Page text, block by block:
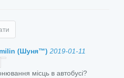
(Шуня™) 2019-01-11
місць в автобусі?